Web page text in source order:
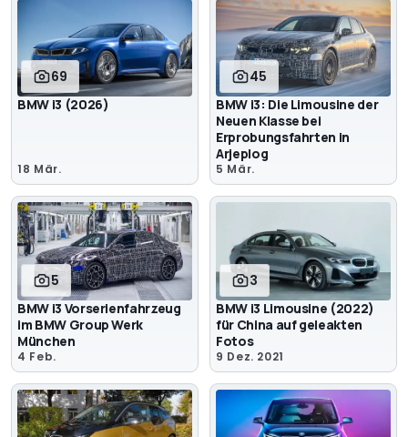
69
BMW i3 (2026)
18 Mär.
45
BMW i3: Die Limousine der
Neuen Klasse bei
Erprobungsfahrten in
Arjeplog
5 Mär.
5
BMW i3 Vorserienfahrzeug
im BMW Group Werk
München
4 Feb.
3
BMW i3 Limousine (2022)
für China auf geleakten
Fotos
9 Dez. 2021